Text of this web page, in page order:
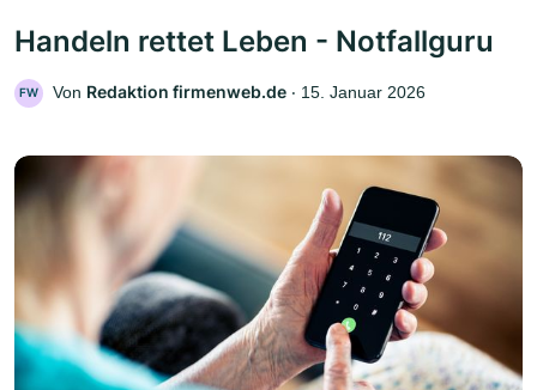
Handeln rettet Leben - Notfallguru
FW Von Redaktion firmenweb.de ‧ 15. Januar 2026